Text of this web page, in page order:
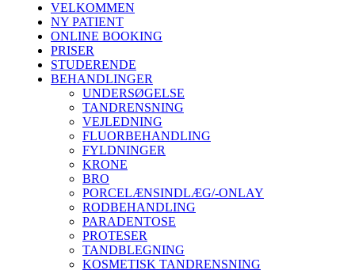
VELKOMMEN
NY PATIENT
ONLINE BOOKING
PRISER
STUDERENDE
BEHANDLINGER
UNDERSØGELSE
TANDRENSNING
VEJLEDNING
FLUORBEHANDLING
FYLDNINGER
KRONE
BRO
PORCELÆNSINDLÆG/-ONLAY
RODBEHANDLING
PARADENTOSE
PROTESER
TANDBLEGNING
KOSMETISK TANDRENSNING